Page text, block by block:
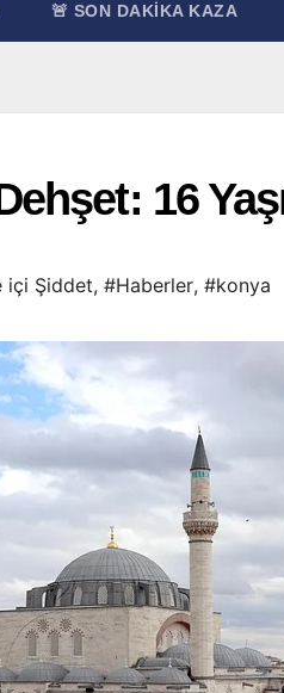
🚨 SON DAKİKA KAZA
16
içi Şiddet, #Haberler, #konya